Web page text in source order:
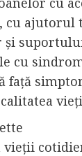
cu ajutorul
și
cu
față
vieții